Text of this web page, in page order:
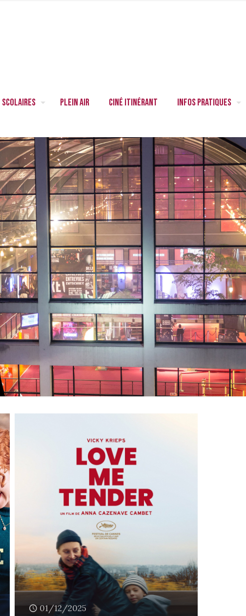
Scolaires Plein air Ciné itinérant Infos pratiques
01/12/2025